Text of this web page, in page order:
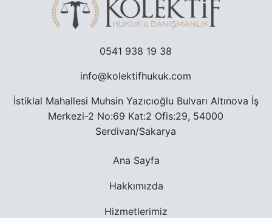
0541 938 19 38
info@kolektifhukuk.com
İstiklal Mahallesi Muhsin Yazıcıoğlu Bulvarı Altınova İş
Merkezi-2 No:69 Kat:2 Ofis:29, 54000
Serdivan/Sakarya
Ana Sayfa
Hakkımızda
Hizmetlerimiz